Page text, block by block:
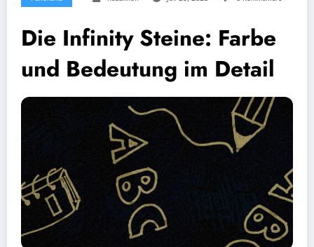
Die Infinity Steine: Farbe
und Bedeutung im Detail